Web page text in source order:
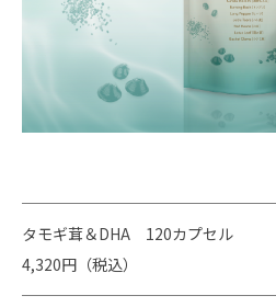
タモギ茸＆DHA 120カプセル
4,320円（税込）